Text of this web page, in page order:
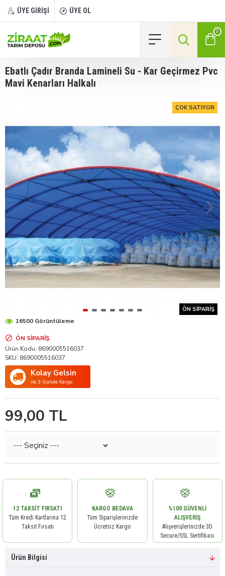
ÜYE GİRİŞİ ÜYE OL
0
Ebatlı Çadır Branda Lamineli Su - Kar Geçirmez Pvc
Mavi Kenarları Halkalı
ÇOK SATIYOR
ÖN SIPARIŞ
99,00 TL
ÖN SIPARIŞ
Ürün Kodu: 8690005516037
SKU: 8690005516037
Kolay Gelsin
ile 3 Günde Kargo
16500 Görüntüleme
12 TAKSIT FIRSATI
Tüm Kredi Kartlarına 12
Taksit Fırsatı
KARGO BEDAVA
Tüm Siparişlerinizde
Ücretsiz Kargo
%100 GÜVENLI
ALIŞVERIŞ
Alışverişlerinizde 3D
Secure/SSL Sertifikası
Ürün Bilgisi